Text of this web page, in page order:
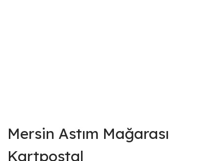
Mersin Astım Mağarası
Kartpostal